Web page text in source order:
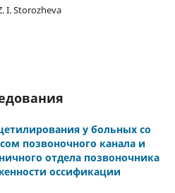
I. Storozheva
у больных со
позвоночного канала и
отдела позвоночника
оссификации